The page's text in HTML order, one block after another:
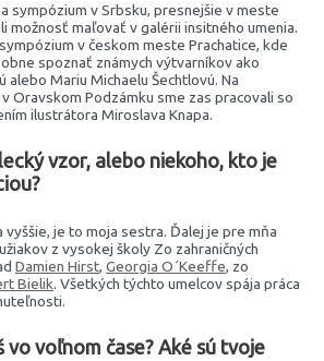
sympózium v Srbsku, presnejšie v meste
možnosť maľovať v galérii insitného umenia.
v českom meste Prachatice, kde
spoznať známych výtvarníkov ako
alebo Mariu Michaelu Šechtlovú. Na
Oravskom Podzámku sme zas pracovali so
ilustrátora Miroslava Knapa.
vzor, alebo niekoho, kto je
vyššie, je to moja sestra. Ďalej je pre mňa
z vysokej školy Zo zahraničných
Damien Hirst,Georgia O´Keeffe, zo
Bielik. Všetkých týchto umelcov spája práca
vo voľnom čase? Aké sú tvoje